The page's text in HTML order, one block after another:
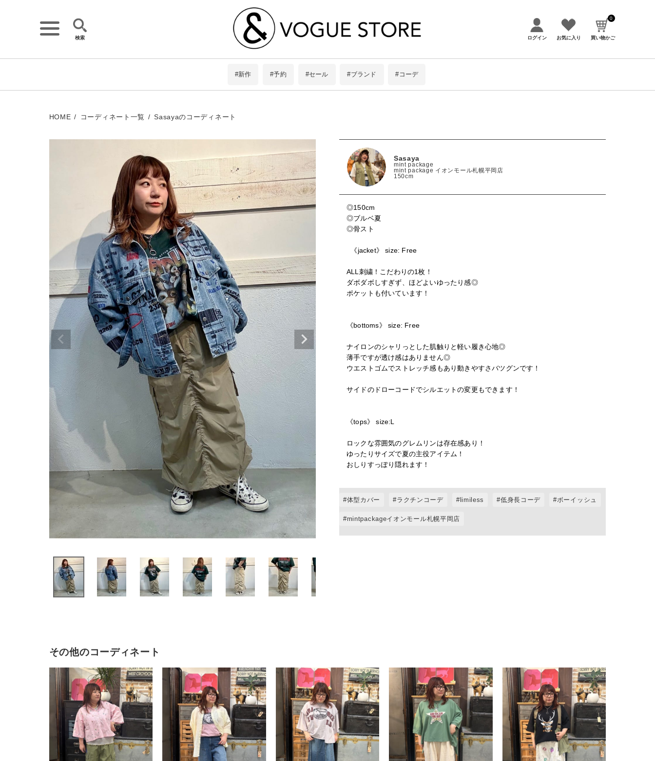
検索 ログイン お気に入り
0
買い物かご
#新作 #予約 #セール #ブランド #コーデ
ゲスト様
ログイン / マイページ
お気に入りアイテム
注文履歴
新規会員登録
アイテムを探す
ブランドから探す
条件絞り込み検索
and vogueについて
店舗一覧
会社概要
お支払い・発送について
お問い合わせ
無料公式アプリダウンロード
この条件で絞り込む
HOME コーディネート一覧 Sasayaのコーディネート
Sasaya
mint package
mint package イオンモール札幌平岡店
150cm
◎150cm
◎ブルベ夏
◎骨スト
ALL刺繍！こだわりの1枚！
ダボダボしすぎず、ほどよいゆったり感◎
ポケットも付いています！
《bottoms》 size: Free
ナイロンのシャリっとした肌触りと軽い履き心地◎
薄手ですが透け感はありません◎
ウエストゴムでストレッチ感もあり動きやすさバツグンです！
サイドのドローコードでシルエットの変更もできます！
《tops》 size:L
ロックな雰囲気のグレムリンは存在感あり！
ゆったりサイズで夏の主役アイテム！
おしりすっぽり隠れます！
体型カバー ラクチンコーデ limiless 低身長コーデ ボーイッシュ
mintpackageイオンモール札幌平岡店
その他のコーディネート